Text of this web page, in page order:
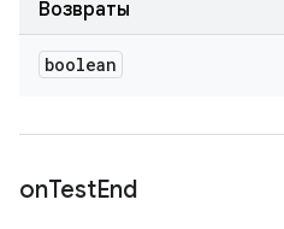
Возвраты
boolean
onTestEnd